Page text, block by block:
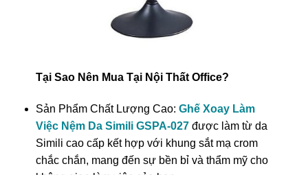
Tại Sao Nên Mua Tại Nội Thất Office?
Sản Phẩm Chất Lượng Cao: Ghế Xoay Làm
Việc Nệm Da Simili GSPA-027được làm từ da
Simili cao cấp kết hợp với khung sắt mạ crom
chắc chắn, mang đến sự bền bỉ và thẩm mỹ cho